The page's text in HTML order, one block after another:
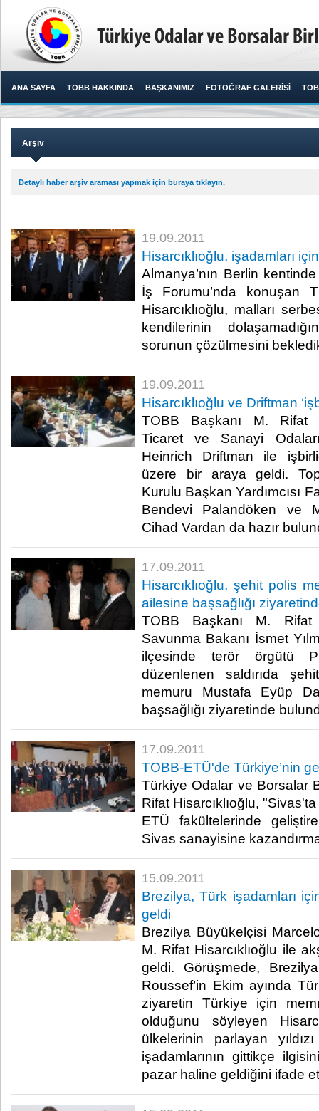
ANA SAYFA TOBB HAKKINDA BAŞKANIMIZ FOTOĞRAF GALERİSİ
Arşiv
Detaylı haber arşiv araması yapmak için buraya tıklayın.
19.09.2011
Hisarcıklıoğlu, işadamları
Almanya’nın Berlin
İş Forumu’nda konuşan
Hisarcıklıoğlu, malları
kendilerinin
sorunun çözülmesini
19.09.2011
Hisarcıklıoğlu ve Driftman
TOBB Başkanı M. Rifat
Ticaret ve Sanayi
Heinrich Driftman ile
üzere bir araya geldi.
Kurulu Başkan Yardımcısı
Bendevi Palandöken ve
Cihad Vardan da hazır
17.09.2011
Hisarcıklıoğlu, şehit polis
ailesine başsağlığı
TOBB Başkanı M. Rifat
Savunma Bakanı İsmet
ilçesinde terör örgütü
düzenlenen saldırıda
memuru Mustafa Eyüp
başsağlığı ziyaretinde
17.09.2011
TOBB-ETÜ'de Türkiye’nin
Türkiye Odalar ve Borsalar
Rifat Hisarcıklıoğlu,
ETÜ fakültelerinde
Sivas sanayisine
15.09.2011
Brezilya, Türk işadamları
geldi
Brezilya Büyükelçisi
M. Rifat Hisarcıklıoğlu ile
geldi. Görüşmede,
Roussef’in Ekim ayında
ziyaretin Türkiye için
olduğunu söyleyen
ülkelerinin parlayan
işadamlarının gittikçe
pazar haline geldiğini ifade